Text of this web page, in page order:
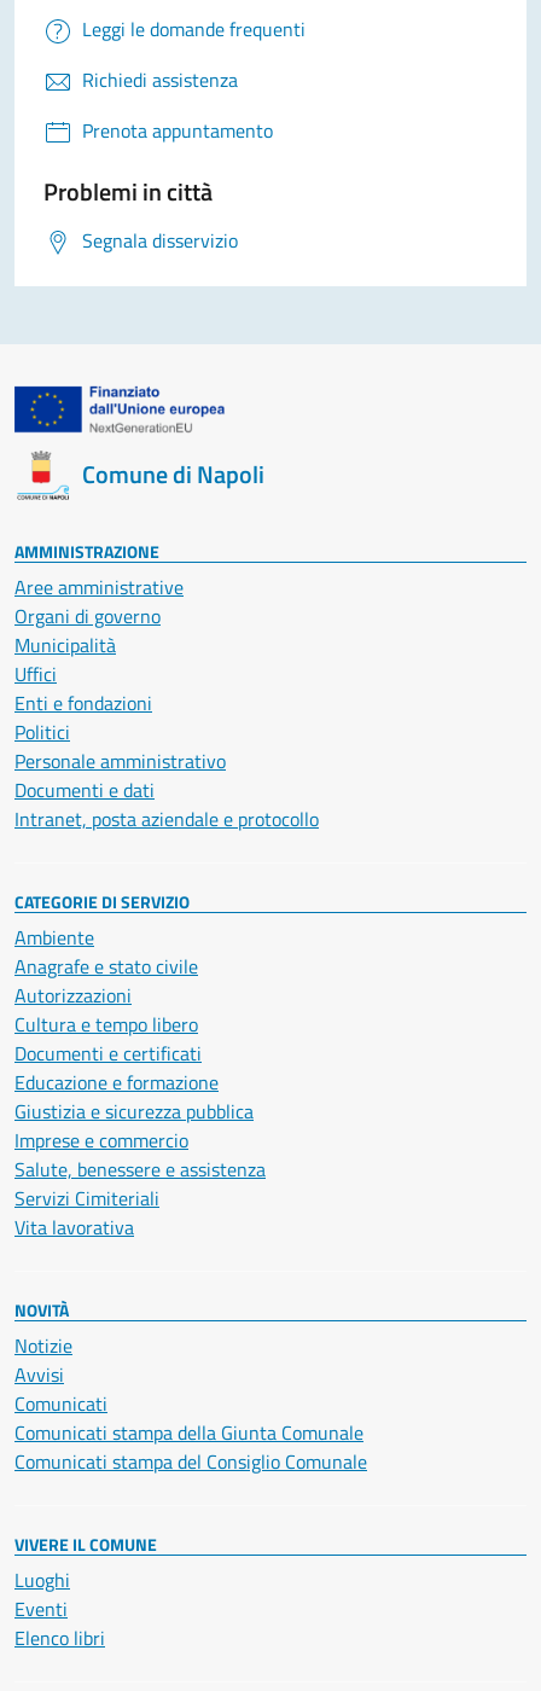
Leggi le domande frequenti
Richiedi assistenza
Prenota appuntamento
Problemi in città
Segnala disservizio
Comune di Napoli
AMMINISTRAZIONE
Aree amministrative
Organi di governo
Municipalità
Uffici
Enti e fondazioni
Politici
Personale amministrativo
Documenti e dati
Intranet, posta aziendale e protocollo
CATEGORIE DI SERVIZIO
Ambiente
Anagrafe e stato civile
Autorizzazioni
Cultura e tempo libero
Documenti e certificati
Educazione e formazione
Giustizia e sicurezza pubblica
Imprese e commercio
Salute, benessere e assistenza
Servizi Cimiteriali
Vita lavorativa
NOVITÀ
Notizie
Avvisi
Comunicati
Comunicati stampa della Giunta Comunale
Comunicati stampa del Consiglio Comunale
VIVERE IL COMUNE
Luoghi
Eventi
Elenco libri